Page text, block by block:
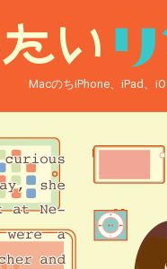
MacのちiPhone、iPad、